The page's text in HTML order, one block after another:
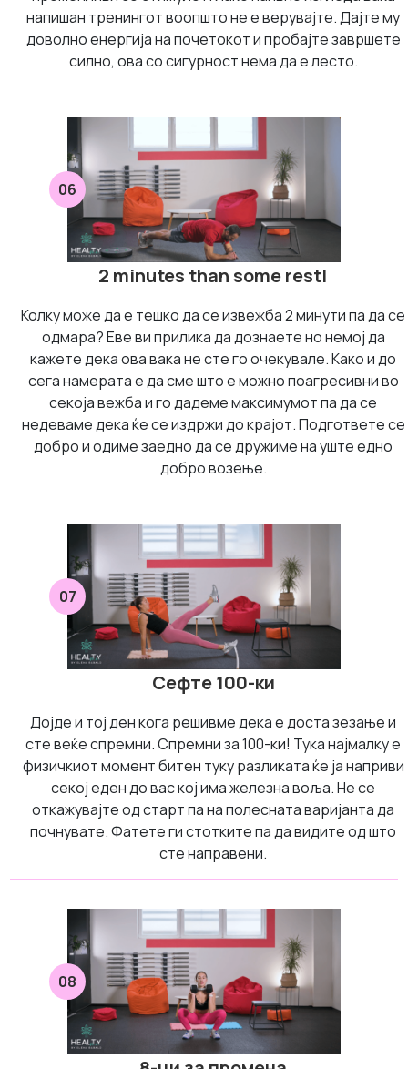
напишан тренингот воопшто не е верувајте. Дајте му
доволно енергија на почетокот и пробајте завршете
силно, ова со сигурност нема да е лесто.
06
2 minutes than some rest!
Колку може да е тешко да се извежба 2 минути па да се
одмара? Еве ви прилика да дознаете но немој да
кажете дека ова вака не сте го очекувале. Како и до
сега намерата е да сме што е можно поагресивни во
секоја вежба и го дадеме максимумот па да се
недеваме дека ќе се издржи до крајот. Подгответе се
добро и одиме заедно да се дружиме на уште едно
добро возење.
07
Сефте 100-ки
Дојде и тој ден кога решивме дека е доста зезање и
сте веќе спремни. Спремни за 100-ки! Тука најмалку е
физичкиот момент битен туку разликата ќе ја наприви
секој еден до вас кој има железна воља. Не се
откажувајте од старт па на полесната варијанта да
почнувате. Фатете ги стотките па да видите од што
сте направени.
08